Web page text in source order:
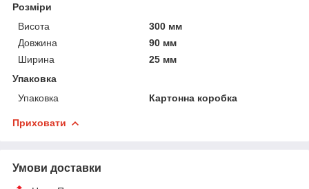
Розміри
Висота
300 мм
Довжина
90 мм
Ширина
25 мм
Упаковка
Упаковка
Картонна коробка
Приховати
Умови доставки